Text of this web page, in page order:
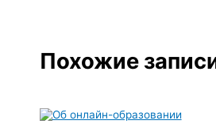
Похожие